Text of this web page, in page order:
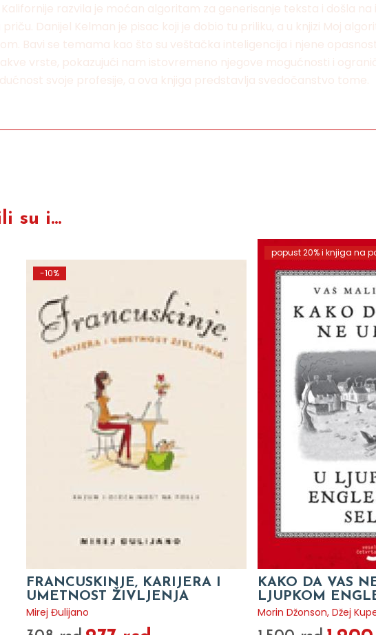
razvila je moćan algoritam za generisanje teksta i došla
Danijel Kelman je pisac koji je dobio tu priliku, a u knjizi Moj
Bavi se temama kao što su veštačka inteligencija i njene
vrste, pokazujući nam istovremeno njegove mogućnosti i
svoje profesije, a ova knjiga predstavlja svedočanstvo tome.
su i...
-10%
FRANCUSKINJE, KARIJERA I
UMETNOST ŽIVLJENJA
Mirej Đulijano
popust 20% i knjiga na
KAKO DA VAS
LJUPKOM
Morin Džonson, Džej